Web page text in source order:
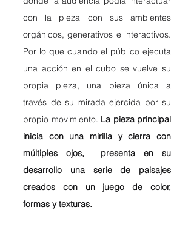
con la pieza con sus ambientes
orgánicos, generativos e interactivos.
Por lo que cuando el público ejecuta
una acción en el cubo se vuelve su
propia pieza, una pieza única a
través de su mirada ejercida por su
propio movimiento. La pieza principal
inicia con una mirilla y cierra con
múltiples ojos,  presenta en su
desarrollo una serie de paisajes
creados con un juego de color,
formas y texturas.